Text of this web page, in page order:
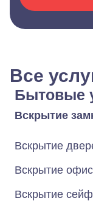
Все
Бытовые
Вскрытие
Вскрытие
Вскрытие
Вскрытие